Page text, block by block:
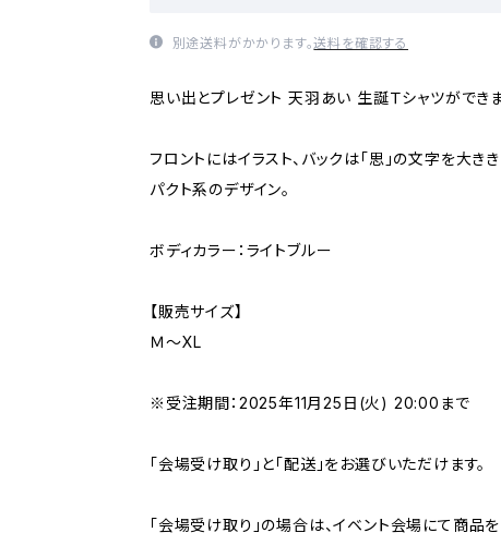
別途送料がかかります。送料を確認する
思い出とプレゼント 天羽あい 生誕Ｔシャツができま
フロントにはイラスト、バックは「思」の文字を大き
パクト系のデザイン。
ボディカラー：ライトブルー
【販売サイズ】
Ｍ〜XL
※受注期間：2025年11月25日(火) 20:00まで
「会場受け取り」と「配送」をお選びいただけます。
「会場受け取り」の場合は、イベント会場にて商品